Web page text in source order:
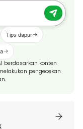
Tips dapur
berdasarkan konten
pengecekan